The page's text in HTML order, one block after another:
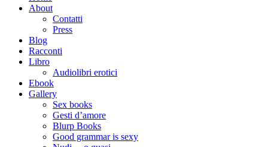
About
Contatti
Press
Blog
Racconti
Libro
Audiolibri erotici
Ebook
Gallery
Sex books
Gesti d’amore
Blurp Books
Good grammar is sexy